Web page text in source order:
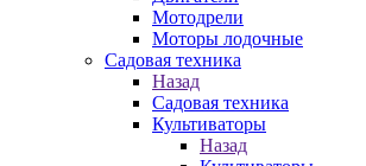
Мотодрели
Моторы лодочные
Садовая техника
Назад
Садовая техника
Культиваторы
Назад